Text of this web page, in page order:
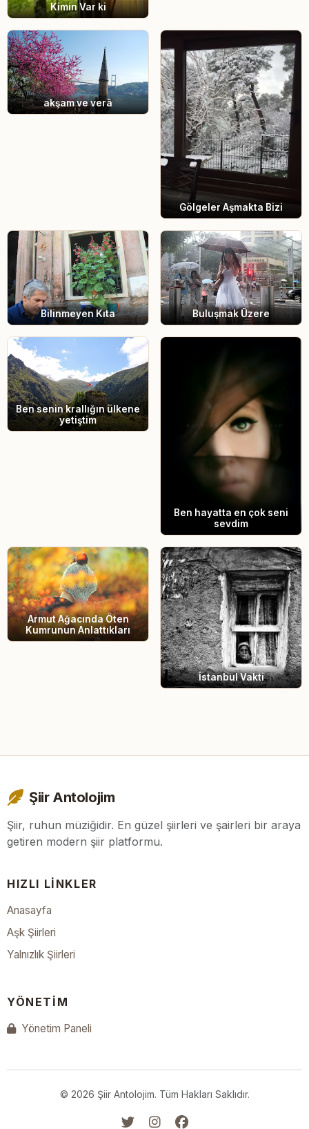
Kimin Var ki
akşam ve verâ
Gölgeler Aşmakta Bizi
Bilinmeyen Kıta Buluşmak Üzere
Ben senin krallığın ülkene
yetiştim
Ben hayatta en çok seni
sevdim
Armut Ağacında Öten
Kumrunun Anlattıkları
İstanbul Vakti
Şiir Antolojim
Şiir, ruhun müziğidir. En güzel şiirleri ve şairleri bir araya
getiren modern şiir platformu.
HIZLI LINKLER
Anasayfa
Aşk Şiirleri
Yalnızlık Şiirleri
YÖNETIM
Yönetim Paneli
© 2026 Şiir Antolojim. Tüm Hakları Saklıdır.